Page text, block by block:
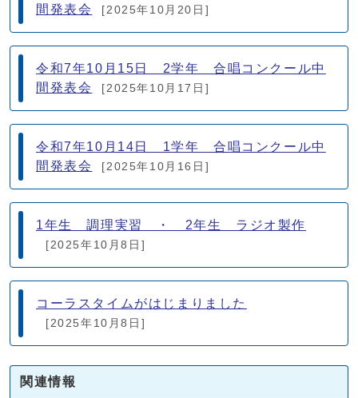
間発表会
[2025年10月20日]
令和7年10月15日 2学年 合唱コンクール中
間発表会
[2025年10月17日]
令和7年10月14日 1学年 合唱コンクール中
間発表会
[2025年10月16日]
1年生 調理実習 ・ 2年生 ラジオ製作
[2025年10月8日]
コーラスタイムがはじまりました
[2025年10月8日]
関連情報